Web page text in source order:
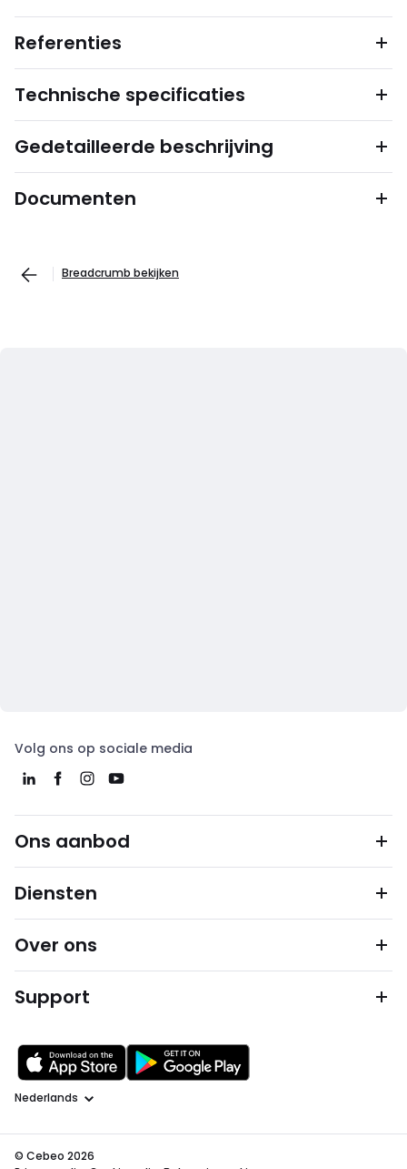
Referenties
Technische specificaties
Gedetailleerde beschrijving
Documenten
Breadcrumb bekijken
Volg ons op sociale media
Ons aanbod
Diensten
Over ons
Support
Taal
© Cebeo 2026